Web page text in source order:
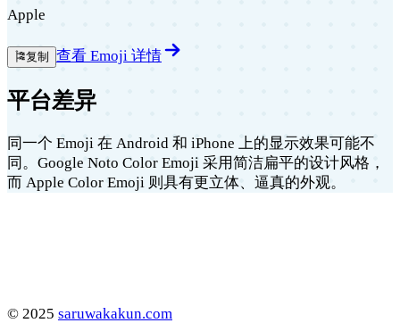
Apple
🎏复制 查看 Emoji 详情
平台差异
同一个 Emoji 在 Android 和 iPhone 上的显示效果可能不
同。Google Noto Color Emoji 采用简洁扁平的设计风格，
而 Apple Color Emoji 则具有更立体、逼真的外观。
© 2025 saruwakakun.com